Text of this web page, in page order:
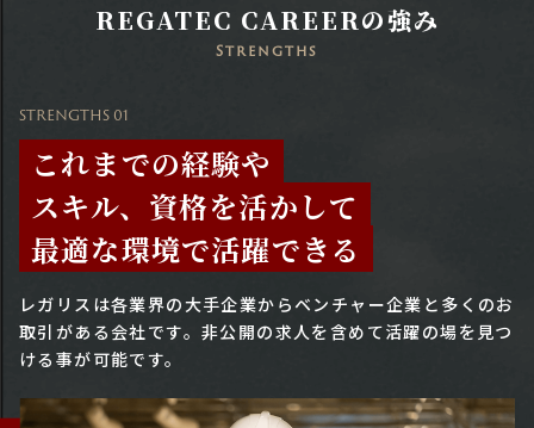
REGATEC CAREERの強み
Strengths
STRENGTHS 01
これまでの経験や
スキル、資格を活かして
最適な環境で活躍できる
レガリスは各業界の大手企業からベンチャー企業と多くのお
取引がある会社です。 非公開の求人を含めて活躍の場を見つ
ける事が可能です。